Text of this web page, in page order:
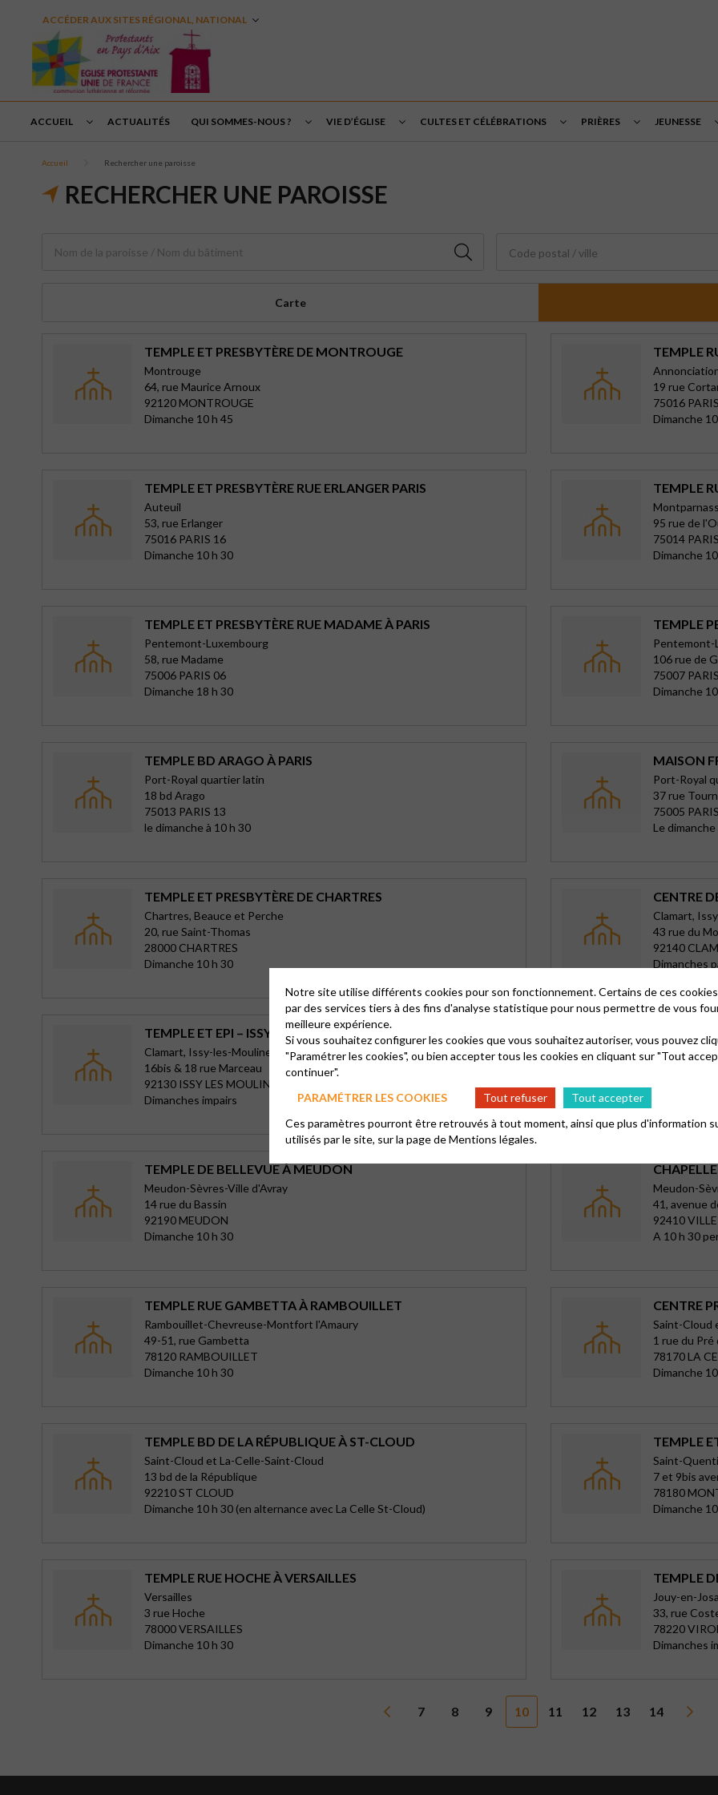
ACCÉDER AUX SITES RÉGIONAL, NATIONAL
ACCUEIL ACTUALITÉS QUI SOMMES-NOUS ? VIE D’ÉGLISE CULTES ET CÉLÉBRATIONS PRIÈRES JEUNESSE
Accueil Rechercher une paroisse
RECHERCHER UNE PAROISSE
Code postal / ville
Carte
TEMPLE ET PRESBYTÈRE DE MONTROUGE
Montrouge
64, rue Maurice Arnoux
92120 MONTROUGE
Dimanche 10 h 45
TEMPLE
19 rue
75016
Dimanche
TEMPLE ET PRESBYTÈRE RUE ERLANGER PARIS
Auteuil
53, rue Erlanger
75016 PARIS 16
Dimanche 10 h 30
TEMPLE
95 rue de
75014
Dimanche
TEMPLE ET PRESBYTÈRE RUE MADAME À PARIS
Pentemont-Luxembourg
58, rue Madame
75006 PARIS 06
Dimanche 18 h 30
TEMPLE
Pentemont-
106 rue de
75007
Dimanche
TEMPLE BD ARAGO À PARIS
Port-Royal quartier latin
18 bd Arago
75013 PARIS 13
le dimanche à 10 h 30
MAISON
Port-Royal
37 rue
75005
Le
TEMPLE ET PRESBYTÈRE DE CHARTRES
Chartres, Beauce et Perche
20, rue Saint-Thomas
28000 CHARTRES
Dimanche 10 h 30
CENTRE
Clamart,
43 rue du
92140
Dimanches
TEMPLE ET EPI – ISSY-LES-MOULINEAUX
Clamart, Issy-les-Moulineaux, Meudon-la-Forêt
16bis & 18 rue Marceau
92130 ISSY LES MOULINEAUX
Dimanches impairs
TEMPLE
Dreux-
TEMPLE DE BELLEVUE À MEUDON
Meudon-Sèvres-Ville d'Avray
14 rue du Bassin
92190 MEUDON
Dimanche 10 h 30
Meudon-
41, avenue
92410
A 10 h 30
TEMPLE RUE GAMBETTA À RAMBOUILLET
Rambouillet-Chevreuse-Montfort l'Amaury
49-51, rue Gambetta
78120 RAMBOUILLET
Dimanche 10 h 30
CENTRE
Saint-Cloud
1 rue du
78170 LA
Dimanche
TEMPLE BD DE LA RÉPUBLIQUE À ST-CLOUD
Saint-Cloud et La-Celle-Saint-Cloud
13 bd de la République
92210 ST CLOUD
Dimanche 10 h 30 (en alternance avec La Celle St-Cloud)
TEMPLE
Saint-
7 et 9bis
78180
Dimanche
TEMPLE RUE HOCHE À VERSAILLES
Versailles
3 rue Hoche
78000 VERSAILLES
Dimanche 10 h 30
TEMPLE
Jouy-en-
33, rue
78220
Dimanches
7 8 9 10 11 12 13 14
Notre site utilise différents cookies pour son fonctionnement. Certains de ces
par des services tiers à des fins d'analyse statistique pour nous permettre de vous
meilleure expérience.
Si vous souhaitez configurer les cookies que vous souhaitez autoriser, vous pouvez
"Paramétrer les cookies", ou bien accepter tous les cookies en cliquant sur "Tout
continuer".
PARAMÉTRER LES COOKIES
Tout refuser
Tout accepter
Ces paramètres pourront être retrouvés à tout moment, ainsi que plus d'information
utilisés par le site, sur la page deMentions légales.